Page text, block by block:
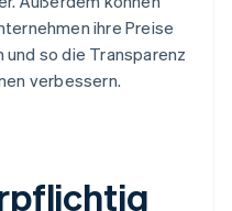
ihre Preise
so die Transparenz
verbessern.